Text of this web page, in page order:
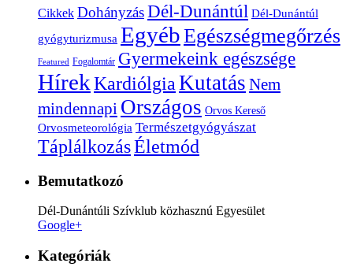
Cikkek DohányzásDél-Dunántúl Dél-Dunántúl
gyógyturizmusa EgyébEgészségmegőrzés
Featured Fogalomtár Gyermekeink egészsége
HírekKardiólgia Kutatás Nem
mindennapi Országos Orvos Kereső
Orvosmeteorológia Természetgyógyászat
TáplálkozásÉletmód
Bemutatkozó
Dél-Dunántúli Szívklub közhasznú Egyesület
Google+
Kategóriák